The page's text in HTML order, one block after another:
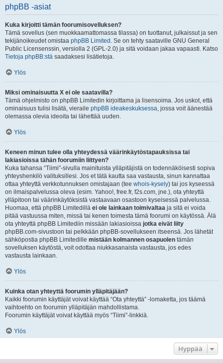
phpBB -asiat
Kuka kirjoitti tämän foorumisovelluksen?
Tämä sovellus (sen muokkaamattomassa tilassa) on tuottanut, julkaissut ja sen
tekijänoikeudet omistaa phpBB Limited . Se on tehty saataville GNU General
Public Licensenssin, versiolla 2 (GPL-2.0) ja sitä voidaan jakaa vapaasti. Katso
Tietoja phpBB:stä saadaksesi lisätietoja.
Ylös
Miksi ominaisuutta X ei ole saatavilla?
Tämä ohjelmisto on phpBB Limitedin kirjoittama ja lisensoima. Jos uskot, että
ominaisuus tulisi lisätä, vieraile phpBB ideakeskuksessa, jossa voit äänestää
olemassa olevia ideoita tai lähettää uuden.
Ylös
Keneen minun tulee olla yhteydessä väärinkäytöstapauksissa tai
lakiasioissa tähän foorumiin liittyen?
Kuka tahansa “Tiimi”-sivulla mainituista ylläpitäjistä on todennäköisesti sopiva
yhteyshenkilö valituksillesi. Jos et tätä kautta saa vastausta, sinun kannattaa
ottaa yhteyttä verkkotunnuksen omistajaan (tee whois-kysely) tai jos kyseessä
on ilmaispalvelussa oleva (esim. Yahoo!, free.fr, f2s.com, jne.), ota yhteyttä
ylläpitoon tai väärinkäytöksistä vastaavaan osastoon kyseisessä palvelussa.
Huomaa, että phpBB Limitedillä ei ole lainkaan toimivaltaa ja sitä ei voida
pitää vastuussa miten, missä tai kenen toimesta tämä foorumi on käytössä. Älä
ota yhteyttä phpBB Limitediin missään lakiasioissa jotka eivät liity
phpBB.com-sivustoon tai pelkkään phpBB-sovellukseen itseensä. Jos lähetät
sähköpostia phpBB Limitedille mistään kolmannen osapuolen tämän
sovelluksen käytöstä, voit odottaa niukkasanaista vastausta, jos edes
vastausta lainkaan.
Ylös
Kuinka otan yhteyttä foorumin ylläpitäjään?
Kaikki foorumin käyttäjät voivat käyttää “Ota yhteyttä” -lomaketta, jos täämä
vaihtoehto on foorumin ylläpitäjän mahdollistama.
Foorumin käyttäjät voivat käyttää myös “Tiimi”-linkkiä.
Ylös
Hyppää